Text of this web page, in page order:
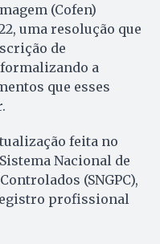
(Cofen)
uma resolução que
de
a
que esses
feita no
Nacional de
(SNGPC),
profissional